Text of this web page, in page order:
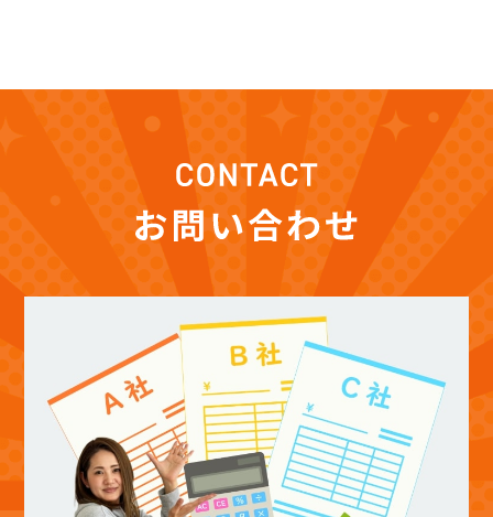
2025年9月 (12)
2025年8月 (13)
2025年7月 (14)